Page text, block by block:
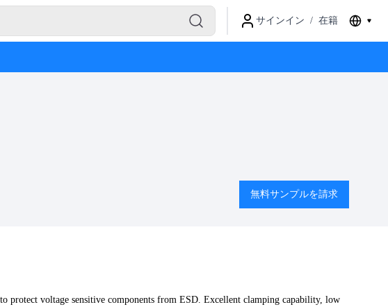
サインイン / 在籍
無料サンプルを請求
protect voltage sensitive components from ESD. Excellent clamping capability, low